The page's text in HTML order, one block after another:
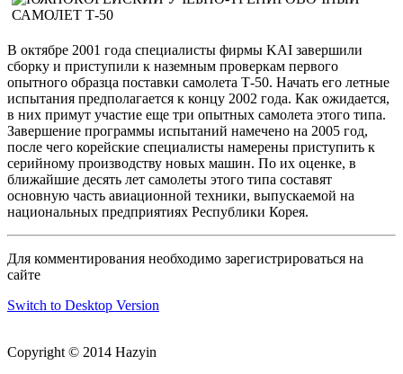
В октябре 2001 года специалисты фирмы KAI завершили
сборку и приступили к наземным проверкам первого
опытного образца поставки самолета Т-50. Начать его летные
испытания предполагается к концу 2002 года. Как ожидается,
в них примут участие еще три опытных самолета этого типа.
Завершение программы испытаний намечено на 2005 год,
после чего корейские специалисты намерены приступить к
серийному производству новых машин. По их оценке, в
ближайшие десять лет самолеты этого типа составят
основную часть авиационной техники, выпускаемой на
национальных предприятиях Республики Корея.
Для комментирования необходимо зарегистрироваться на
сайте
Switch to Desktop Version
Copyright © 2014 Hazyin